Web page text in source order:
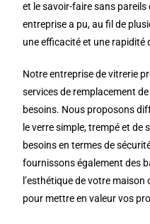
et le savoir-faire sans
entreprise a pu, au fil de
une efficacité et une rapidité
Notre entreprise de vitrerie
services de remplacement
besoins. Nous proposons
le verre simple, trempé et de
besoins en termes de
fournissons également des
l’esthétique de votre
pour mettre en valeur vos